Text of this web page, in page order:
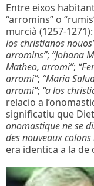
Entre eixos
“arromins” o
murcià (1257-1271):
los christianos
arromins”; “Johana
Matheo, arromi”;
arromi”; “Maria
arromi”; “a los
relacio a
significatiu que
onomastique ne se
des nouveaux
era identica a la